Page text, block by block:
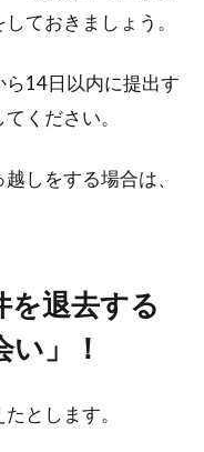
ておきましょう。
14日以内に提出す
ください。
しをする場合は、
を退去する
」！
とします。